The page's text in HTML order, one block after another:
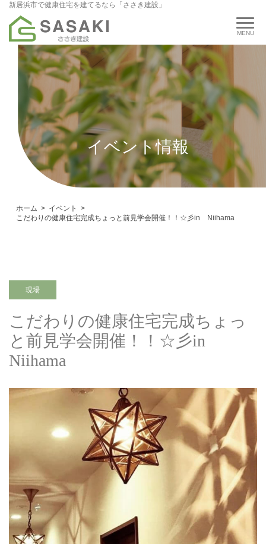
新居浜市で健康住宅を建てるなら「ささき建設」
イベント情報
ホーム
イベント
こだわりの健康住宅完成ちょっと前見学会開催！！☆彡in Niihama
現場
こだわりの健康住宅完成ちょっ
と前見学会開催！！☆彡in
Niihama